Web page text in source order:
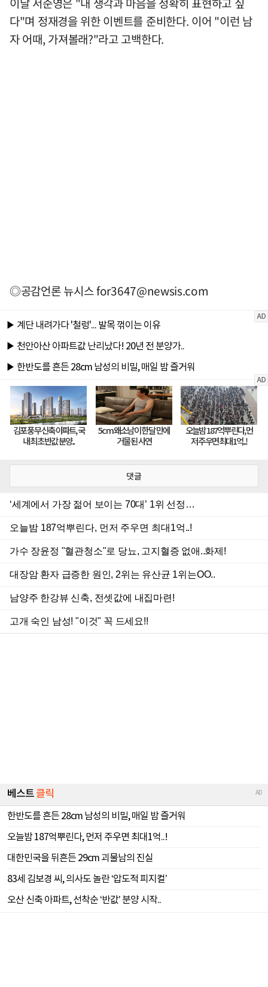
다"며 정재경을 위한 이벤트를 준비한다. 이어 "이런 남
자 어때, 가져볼래?"라고 고백한다.
◎공감언론 뉴시스for3647@newsis.com
댓글